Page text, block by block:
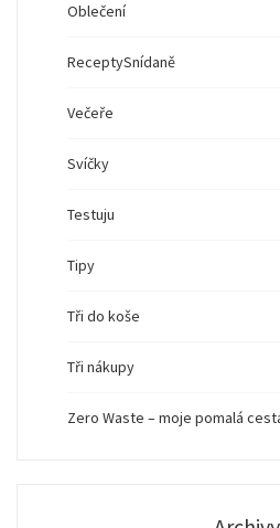
Oblečení
ReceptySnídaně
Večeře
Svíčky
Testuju
Tipy
Tři do koše
Tři nákupy
Zero Waste – moje pomalá